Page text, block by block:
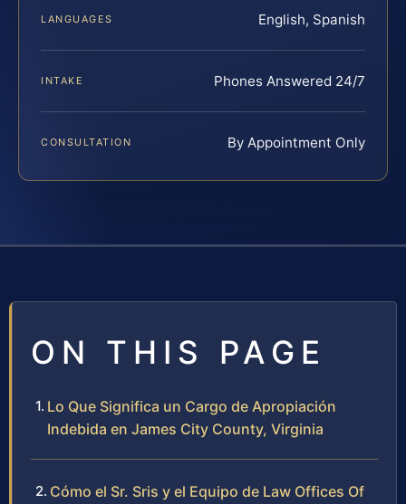
LANGUAGES English, Spanish
INTAKE Phones Answered 24/7
CONSULTATION By Appointment Only
ON THIS PAGE
Lo Que Significa un Cargo de Apropiación
Indebida en James City County, Virginia
Cómo el Sr. Sris y el Equipo de Law Offices Of